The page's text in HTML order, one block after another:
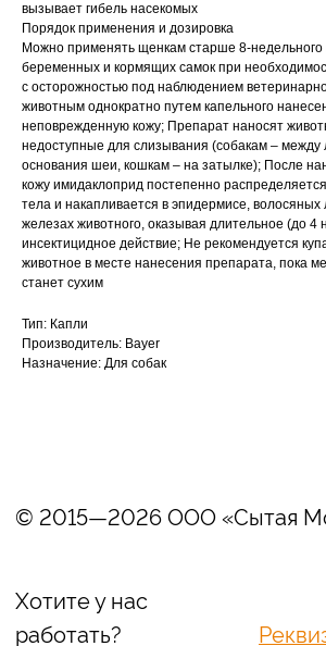
вызывает гибель насекомых
Порядок применения и дозировка
Можно применять щенкам старше 8-недельного
беременных и кормящих самок при
с осторожностью под наблюдением
животным однократно путем капельного
неповрежденную кожу; Препарат наносят
недоступные для слизывания (собакам – между
основания шеи, кошкам – на затылке); После
кожу имидаклоприд постепенно
тела и накапливается в эпидермисе, волосяных
железах животного, оказывая длительное (до 4
инсектицидное действие; Не рекомендуется
животное в месте нанесения препарата, пока
станет сухим
Тип: Капли
Производитель: Bayer
Назначение: Для собак
© 2015—2026 ООО «Сытая Морда»
Данный сайт носит информационный характер
и не является публичной офертой.
Политика конфиденциальности
Согласие на обработку перс. данных
+7 (3452) 57-54-36Заказать звонок
Хотите у нас
работать?
Заполнить анкету
Правила оказания ветеринарной помощи
Реквизиты